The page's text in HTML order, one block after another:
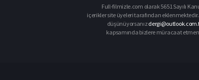
Full-filmizle.com olarak 5651 Sayılı
içerikler site üyeleri tarafından
düşünüyorsanız
kapsamında bizlere müracaat